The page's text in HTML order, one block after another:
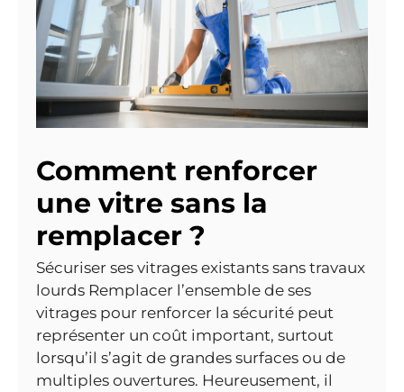
Comment renforcer
une vitre sans la
remplacer ?
Sécuriser ses vitrages existants sans travaux
lourds Remplacer l’ensemble de ses
vitrages pour renforcer la sécurité peut
représenter un coût important, surtout
lorsqu’il s’agit de grandes surfaces ou de
multiples ouvertures. Heureusement, il